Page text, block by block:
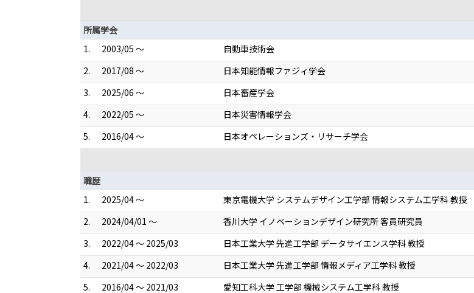
所属学会
1.
2003/05 ～
自動車技術会
2.
2017/08 ～
日本知能情報ファジィ学会
3.
2025/06 ～
日本畜産学会
4.
2022/05 ～
日本災害情報学会
5.
2016/04 ～
日本オペレーションズ・リサーチ学会
職歴
1.
2025/04 ～
東京電機大学 システムデザイン工学部 情報システム工学科 教授
2.
2024/04/01 ～
香川大学 イノベーションデザイン研究所 客員研究員
3.
2022/04 ～ 2025/03
日本工業大学 先進工学部 データサイエンス学科 教授
4.
2021/04 ～ 2022/03
日本工業大学 先進工学部 情報メディア工学科 教授
5.
2016/04 ～ 2021/03
愛知工科大学 工学部 機械システム工学科 教授